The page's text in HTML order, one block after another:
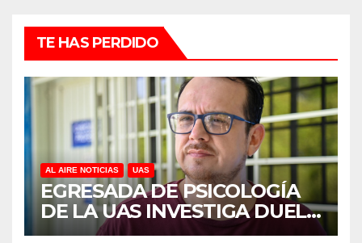
TE HAS PERDIDO
AL AIRE NOTICIAS UAS
EGRESADA DE PSICOLOGÍA
DE LA UAS INVESTIGA DUELO
ANTICIPADO Y SOBRECARGA